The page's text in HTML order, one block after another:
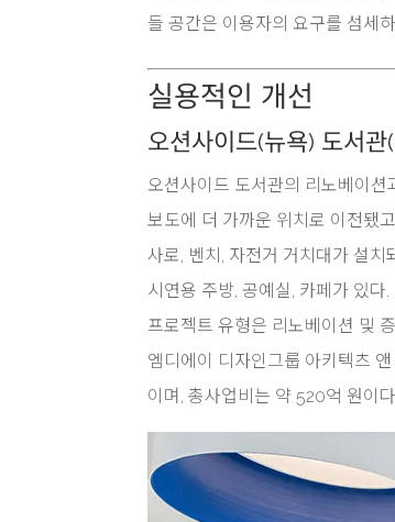
들 공간은 이용자의 요구를 섬세
실용적인 개선
오션사이드(뉴욕) 도서
오션사이드 도서관의 리노베이
보도에 더 가까운 위치로 이전됐
사로, 벤치, 자전거 거치대가 설
시연용 주방, 공예실, 카페가 있다.
프로젝트 유형은 리노베이션 및
엠디에이 디자인그룹 아키텍츠
이며, 총사업비는 약 520억 원